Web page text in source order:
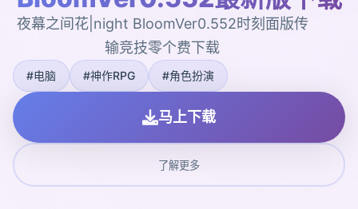
夜幕之间花|night BloomVer0.552时刻面版传
输竞技零个费下载
#电脑 #神作RPG #角色扮演
马上下载
了解更多